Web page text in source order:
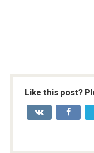
Like this post?